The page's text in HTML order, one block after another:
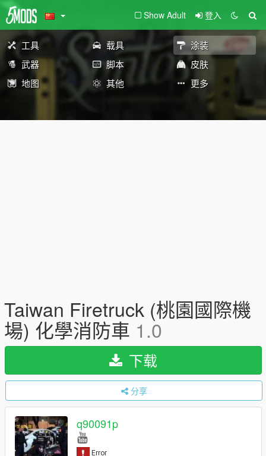
Show Adult 登入
工具 载具
涂装
武器
脚本
皮肤
地图
其他 更多
Taiwan Firetruck (桃園國際機
場) 化學消防車 1.0
下载
分享
q90091p